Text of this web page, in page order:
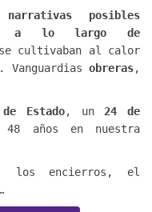
posibles
a lo largo de
cultivaban al calor
. Vanguardiasobreras,
Estado, un 24 de
48 años en nuestra
los encierros, el